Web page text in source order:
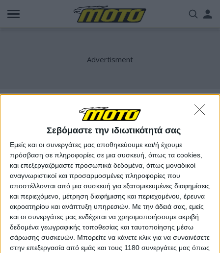
Σεβόμαστε την ιδιωτικότητά σας
Εμείς και οι συνεργάτες μας αποθηκεύουμε και/ή έχουμε
πρόσβαση σε πληροφορίες σε μια συσκευή, όπως τα cookies,
και επεξεργαζόμαστε προσωπικά δεδομένα, όπως μοναδικοί
αναγνωριστικοί και προσαρμοσμένες πληροφορίες που
αποστέλλονται από μια συσκευή για εξατομικευμένες διαφημίσεις
και περιεχόμενο, μέτρηση διαφήμισης και περιεχομένου, έρευνα
ακροατηρίου και ανάπτυξη υπηρεσιών. Με την άδειά σας, εμείς
και οι συνεργάτες μας ενδέχεται να χρησιμοποιήσουμε ακριβή
δεδομένα γεωγραφικής τοποθεσίας και ταυτοποίησης μέσω
σάρωσης συσκευών. Μπορείτε να κάνετε κλικ για να συναινέσετε
στην επεξεργασία από εμάς και τους 1180 συνεργάτες μας όπως
Παράκαμψη
προς
Επικαιρότητα 2/7/2025